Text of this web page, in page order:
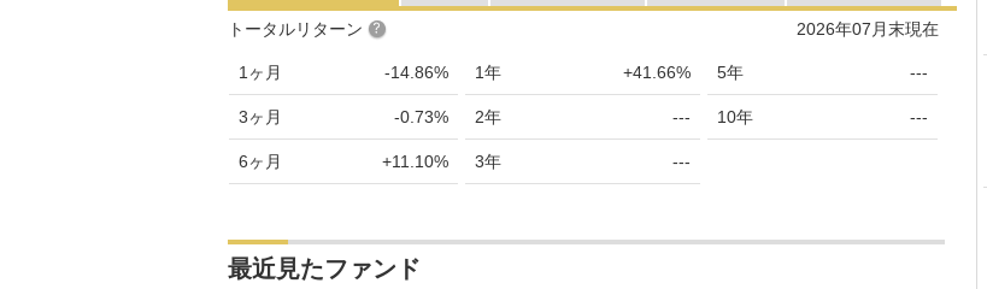
2026年07月末現在
トータルリターン
1ヶ月 -14.86%
3ヶ月 -0.73%
6ヶ月 +11.10%
1年 +41.66%
2年 ---
3年 ---
5年 ---
10年 ---
最近見たファンド